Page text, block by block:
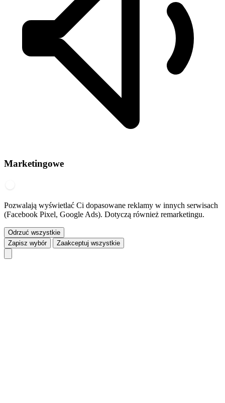
Marketingowe
Pozwalają wyświetlać Ci dopasowane reklamy w innych serwisach
(Facebook Pixel, Google Ads). Dotyczą również remarketingu.
Odrzuć wszystkie
Zapisz wybór
Zaakceptuj wszystkie